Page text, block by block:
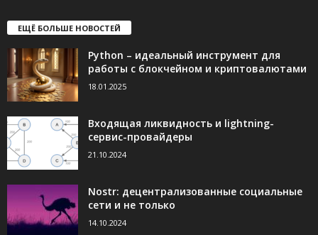
ЕЩЁ БОЛЬШЕ НОВОСТЕЙ
Python – идеальный инструмент для
работы с блокчейном и криптовалютами
18.01.2025
Входящая ликвидность и lightning-
сервис-провайдеры
21.10.2024
Nostr: децентрализованные социальные
сети и не только
14.10.2024